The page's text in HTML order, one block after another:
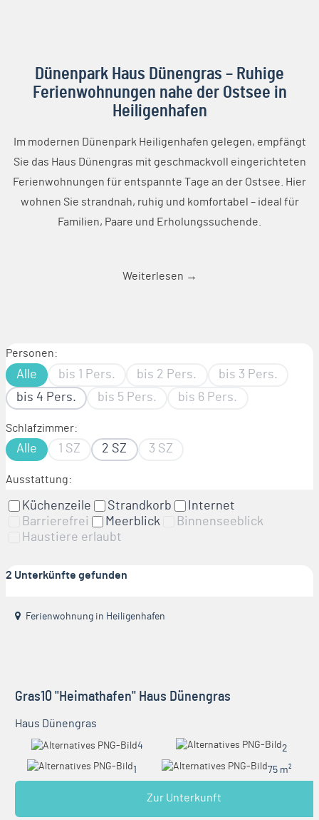
Appartement
Bosau
Ferienhaus
Landliebe
Haus Bellevue
Haus Dünengras
Vermieter werden
Dünenpark Haus Dünengras – Ruhige
Ferienwohnungen nahe der Ostsee in
Heiligenhafen
Im modernen Dünenpark Heiligenhafen gelegen, empfängt
Sie das Haus Dünengras mit geschmackvoll eingerichteten
Ferienwohnungen für entspannte Tage an der Ostsee. Hier
wohnen Sie strandnah, ruhig und komfortabel – ideal für
Familien, Paare und Erholungssuchende.
Weiterlesen →
Personen:
Alle bis 1 Pers. bis 2 Pers.
bis 3 Pers.
bis 4 Pers.
bis 5 Pers. bis 6 Pers.
Schlafzimmer:
Alle 1 SZ 2 SZ 3 SZ
Ausstattung:
Küchenzeile Strandkorb
Internet
Barrierefrei
Meerblick
Binnenseeblick
Haustiere erlaubt
2 Unterkünfte gefunden
Ferienwohnung in Heiligenhafen
Gras10 "Heimathafen" Haus Dünengras
Haus Dünengras
4 2
1 75 m²
Zur Unterkunft